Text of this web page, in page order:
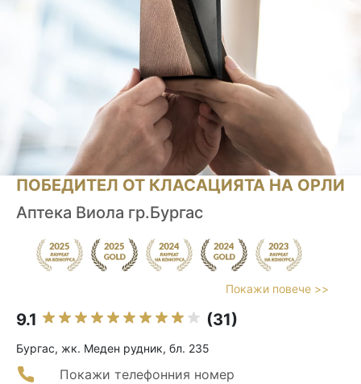
ПОБЕДИТЕЛ ОТ КЛАСАЦИЯТА НА ОРЛИ
Аптека Виола гр.Бургас
Покажи повече >>
9.1 (31)
Бургас, жк. Меден рудник, бл. 235
Покажи телефонния номер